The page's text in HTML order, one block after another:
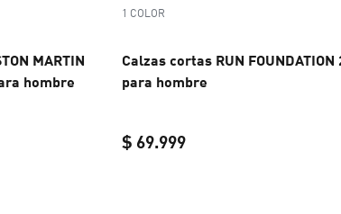
MARTIN
hombre
1 COLOR
Calzas cortas RUN FOUNDATION
para hombre
$ 69.999